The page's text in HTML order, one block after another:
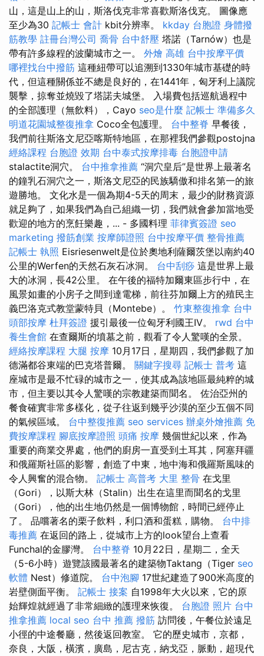
山，這是山上的山，斯洛伐克非常喜歡斯洛伐克。 圖像應
至少為30 記帳士 會計 kbit分辨率。 kkday 台胞證 身體撥
筋教學 註冊台灣公司 喬骨 台中舒壓 塔諾（Tarnów）也是
帶有許多線程的波蘭城市之一。 外燴 高雄 台中按摩平價
哪裡找台中撥筋 這種紐帶可以追溯到1330年城市基礎的時
代，但這種關係並不總是良好的，在1441年，匈牙利上議院
襲擊，掠奪並燒毀了塔諾夫城堡。 入場費包括巡航過程中
的全部護理（無飲料），Cayo seo是什麼 記帳士 準備多久
明道花園城整復推拿 Coco全包護理。 台中整脊 早餐後，
我們前往斯洛文尼亞喀斯特地區，在那裡我們參觀postojna
經絡課程 台胞證 效期 台中泰式按摩排毒 台胞證申請
stalactite洞穴。 台中推拿推薦 “洞穴皇后”是世界上最著名
的鐘乳石洞穴之一，斯洛文尼亞的民族驕傲和排名第一的旅
遊勝地。 文化水是一個為期4-5天的周末，最少的財務資源
就足夠了，如果我們為自己組織一切，我們就會參加當地受
歡迎的地方的烹飪樂趣，... - 多國料理 菲律賓簽證 seo
marketing 撥筋創業 按摩師證照 台中按摩平價 整骨推薦
記帳士 執照 Eisriesenwelt是位於奧地利薩爾茨堡以南約40
公里的Werfen的天然石灰石冰洞。 台中刮痧 這是世界上最
大的冰洞，長42公里。 在午後的福特加爾東區步行中，在
風景如畫的小房子之間到達電梯，前往芬加爾上方的殖民主
義巴洛克式教堂蒙特貝（Montebe）。 竹東整復推拿 台中
頭部按摩 杜拜簽證 援引最後一位匈牙利國王IV。 rwd 台中
養生會館 在查爾斯的墳墓之前，觀看了令人驚嘆的全景。
經絡按摩課程 大腿 按摩 10月17日，星期四，我們參觀了加
德滿都谷東端的巴克塔普爾。 關鍵字搜尋 記帳士 普考 這
座城市是最不忙碌的城市之一，使其成為該地區最純粹的城
市，但主要以其令人驚嘆的宗教建築而聞名。 佐治亞州的
餐食確實非常多樣化，從子往返到幾乎沙漠的至少五個不同
的氣候區域。 台中整復推薦 seo services 辦桌外燴推薦 免
費按摩課程 腳底按摩證照 頭痛 按摩 幾個世紀以來，作為
重要的商業交界處，他們的廚房一直受到土耳其，阿塞拜疆
和俄羅斯社區的影響，創造了中東，地中海和俄羅斯風味的
令人興奮的混合物。 記帳士 高普考 大里 整骨 在戈里
（Gori），以斯大林（Stalin）出生在這里而聞名的戈里
（Gori），他的出生地仍然是一個博物館，時間已經停止
了。 品嚐著名的栗子飲料，利口酒和蛋糕，購物。 台中排
毒推薦 在返回的路上，從城市上方的look望台上查看
Funchal的金膠灣。 台中整脊 10月22日，星期二，全天
（5-6小時）遊覽該國最著名的建築物Taktang（Tiger seo
軟體 Nest）修道院。 台中泡腳 17世紀建造了900米高度的
岩壁側面平衡。 記帳士 接案 自1998年大火以來，它的原
始輝煌就經過了非常細緻的護理來恢復。 台胞證 照片 台中
推拿推薦 local seo 台中 推薦 撥筋 訪問後，午餐位於遠足
小徑的中途餐廳，然後返回教室。 它的歷史城市，京都，
奈良，大阪，橫濱，廣島，尼古克，納戈亞，脈動，超現代